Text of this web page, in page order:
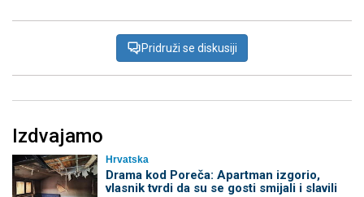
Pridruži se diskusiji
Izdvajamo
Hrvatska
Drama kod Poreča: Apartman izgorio,
vlasnik tvrdi da su se gosti smijali i slavili